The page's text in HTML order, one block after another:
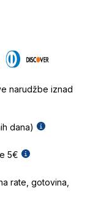
narudžbe iznad
dana)
5€
rate, gotovina,